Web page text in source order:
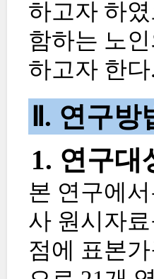
하고자 하
함하는 노
하고자 한다.
Ⅱ. 연구방
1. 연구대
본 연구에
사 원시자
점에 표본